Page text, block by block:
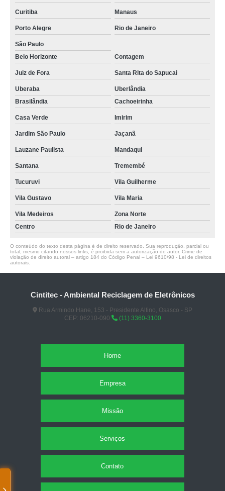
Curitiba Manaus
Porto Alegre Rio de Janeiro
São Paulo
Belo Horizonte
Contagem
Juiz de Fora Santa Rita do Sapucai
Uberaba
Uberlândia
Brasilândia
Cachoeirinha
Casa Verde Imirim
Jardim São Paulo Jaçanã
Lauzane Paulista Mandaqui
Santana Tremembé
Tucuruvi Vila Guilherme
Vila Gustavo Vila Maria
Vila Medeiros
Zona Norte
Centro
Rio de Janeiro
O conteúdo do texto desta página é de direito reservado. Sua reprodução, parcial ou
total, mesmo citando nossos links, é proibida sem a autorização do autor. Crime de
violação de direito autoral – artigo 184 do Código Penal – Lei 9610/98 - Lei de direitos
autorais
Cintitec - Ambiental Reciclagem de Eletrônicos
Rua Armindo Hane, 153 - Presidente Altino, Osasco - SP
CEP: 06210-090
(11) 3360-3100
Home
Empresa
Missão
Serviços
Contato